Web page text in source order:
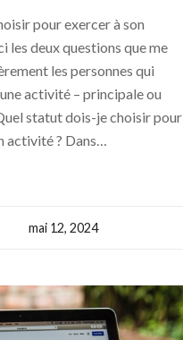
pour exercer à son
les deux questions que me
les personnes qui
activité – principale ou
statut dois-je choisir pour
activité ? Dans…
mai 12, 2024